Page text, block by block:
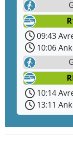
09:43
10:06
10:14
13:11